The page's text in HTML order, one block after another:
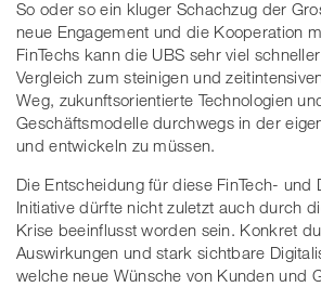
So oder so ein kluger Schachzug der
neue Engagement und die Kooperation
FinTechs kann die UBS sehr viel
Vergleich zum steinigen und
Weg, zukunftsorientierte Technologien
Geschäftsmodelle durchwegs in der
und entwickeln zu müssen.
Die Entscheidung für diese FinTech- und
Initiative dürfte nicht zuletzt auch durch
Krise beeinflusst worden sein. Konkret
Auswirkungen und stark sichtbare
welche neue Wünsche von Kunden und